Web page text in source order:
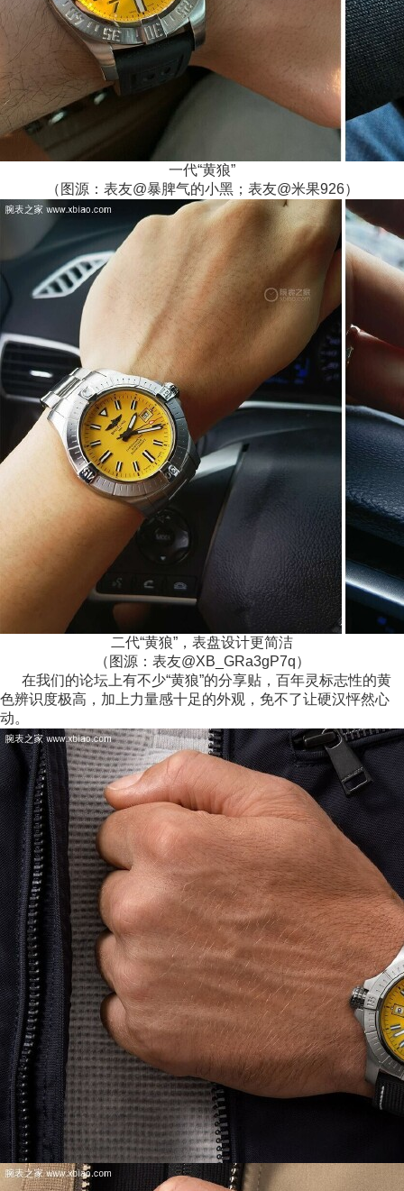
一代“黄狼”
（图源：表友@暴脾气的小黑；表友@米果926）
二代“黄狼”，表盘设计更简洁
（图源：表友@XB_GRa3gP7q）
在我们的论坛上有不少“黄狼”的分享贴，百年灵标志性的黄
色辨识度极高，加上力量感十足的外观，免不了让硬汉怦然心
动。